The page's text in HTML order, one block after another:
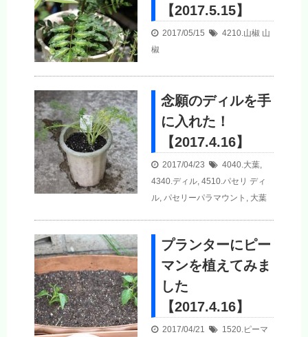
【2017.5.15】
2017/05/15 4210.山椒 山
椒
念願のディルを手
に入れた！
【2017.4.16】
2017/04/23 4040.大葉,
4340.ディル, 4510.パセリ ディ
ル, パセリーパラマウント , 大葉
プランターにピー
マンを植えてみま
した
【2017.4.16】
2017/04/21
1520.ピーマ